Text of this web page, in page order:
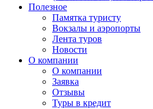
Полезное
Памятка туристу
Вокзалы и аэропорты
Лента туров
Новости
О компании
О компании
Заявка
Отзывы
Туры в кредит